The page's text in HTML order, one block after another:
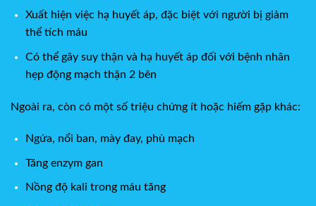
Xuất hiện việc hạ huyết áp, đặc biệt với người bị giảm
thể tích máu
Có thể gây suy thận và hạ huyết áp đối với bệnh nhân
hẹp động mạch thận 2 bên
Ngoài ra, còn có một số triệu chứng ít hoặc hiếm gặp khác:
Ngứa, nổi ban, mày đay, phù mạch
Tăng enzym gan
Nồng độ kali trong máu tăng